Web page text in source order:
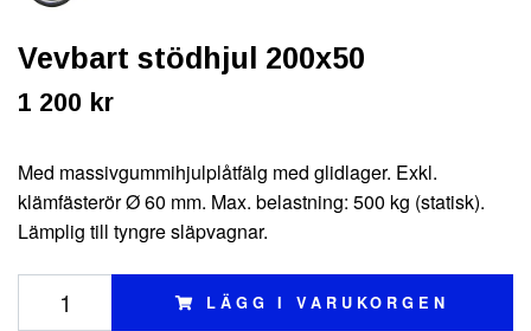
Vevbart stödhjul 200x50
1 200 kr
Med massivgummihjulplåtfälg med glidlager. Exkl.
klämfästerör Ø 60 mm. Max. belastning: 500 kg (statisk).
Lämplig till tyngre släpvagnar.
LÄGG I VARUKORGEN